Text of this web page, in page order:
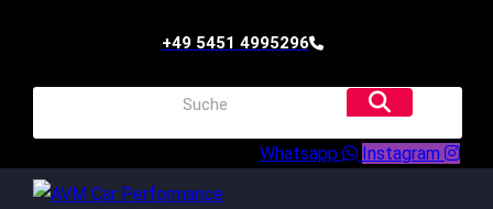
+49 5451 4995296
Whatsapp Instagram